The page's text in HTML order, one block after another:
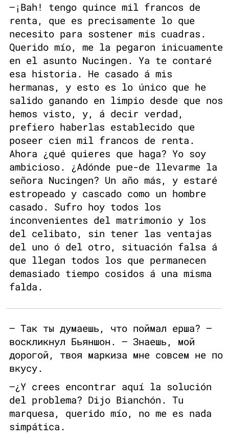
—¡Bah! tengo quince mil francos de
renta, que es precisamente lo que
necesito para sostener mis cuadras.
Querido mío, me la pegaron inicuamente
en el asunto Nucingen. Ya te contaré
esa historia. He casado á mis
hermanas, y esto es lo único que he
salido ganando en limpio desde que nos
hemos visto, y, á decir verdad,
prefiero haberlas establecido que
poseer cien mil francos de renta.
Ahora ¿qué quieres que haga? Yo soy
ambicioso. ¿Adónde pue-de llevarme la
señora Nucingen? Un año más, y estaré
estropeado y cascado como un hombre
casado. Sufro hoy todos los
inconvenientes del matrimonio y los
del celibato, sin tener las ventajas
del uno ó del otro, situación falsa á
que llegan todos los que permanecen
demasiado tiempo cosidos á una misma
falda.
— Так ты думаешь, что поймал ерша? —
воскликнул Бьяншон. — Знаешь, мой
дорогой, твоя маркиза мне совсем не по
вкусу.
—¿Y crees encontrar aquí la solución
del problema? Dijo Bianchón. Tu
marquesa, querido mío, no me es nada
simpática.